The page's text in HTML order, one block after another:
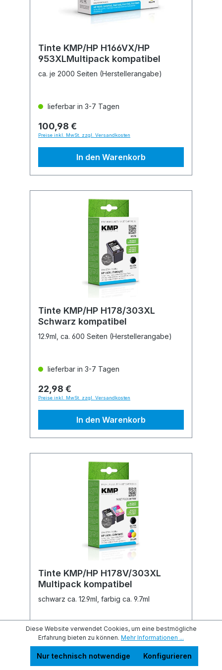
Tinte KMP/HP H166VX/HP
953XLMultipack kompatibel
ca. je 2000 Seiten (Herstellerangabe)
lieferbar in 3-7 Tagen
100,98 €
Preise inkl. MwSt. zzgl. Versandkosten
In den Warenkorb
Tinte KMP/HP H178/303XL
Schwarz kompatibel
12.9ml, ca. 600 Seiten (Herstellerangabe)
lieferbar in 3-7 Tagen
22,98 €
Preise inkl. MwSt. zzgl. Versandkosten
In den Warenkorb
Tinte KMP/HP H178V/303XL
Multipack kompatibel
schwarz ca. 12.9ml, farbig ca. 9.7ml
lieferbar in 3-7 Tagen
39,98 €
Preise inkl. MwSt. zzgl. Versandkosten
Diese Website verwendet Cookies, um eine bestmögliche
Erfahrung bieten zu können. Mehr Informationen ...
Nur technisch notwendige Konfigurieren